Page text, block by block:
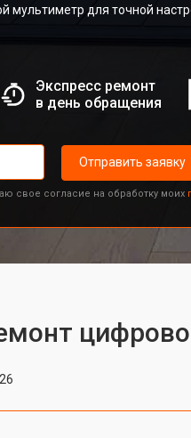
мультиметр для точной
Экспресс ремонт
в день обращения
Отправить заявку
свое согласие на обработку моих